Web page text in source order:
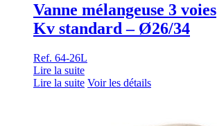
Vanne mélangeuse 3 voies
Kv standard – Ø26/34
Ref. 64-26L
Lire la suite
Lire la suite Voir les détails